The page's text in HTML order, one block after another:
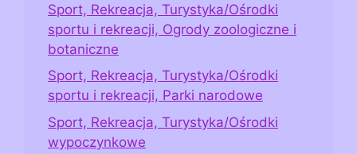
Sport, Rekreacja, Turystyka/Ośrodki
sportu i rekreacji, Ogrody zoologiczne i
botaniczne
Sport, Rekreacja, Turystyka/Ośrodki
sportu i rekreacji, Parki narodowe
Sport, Rekreacja, Turystyka/Ośrodki
wypoczynkowe